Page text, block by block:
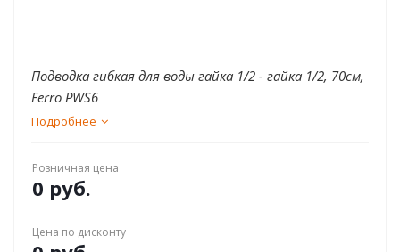
Подводка гибкая для воды гайка 1/2 - гайка 1/2, 70см,
Ferro PWS6
Подробнее
Розничная цена
0 руб.
Цена по дисконту